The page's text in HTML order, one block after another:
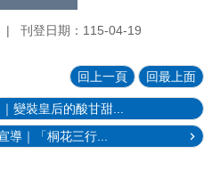
刊登日期：115-04-19
回上一頁 回最上面
變裝皇后的酸甘甜...
導｜「桐花三行...